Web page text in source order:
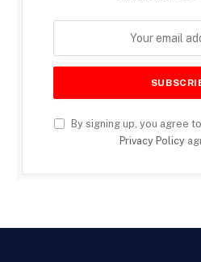
By signing up, you agree
Privacy Policy